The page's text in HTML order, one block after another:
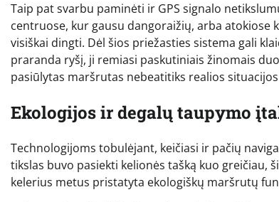
Taip pat svarbu paminėti ir GPS signalo
centruose, kur gausu dangoraižių, arba
visiškai dingti. Dėl šios priežasties sistema gali
praranda ryšį, ji remiasi paskutiniais žinomais
pasiūlytas maršrutas nebeatitiks realios situacijos
Ekologijos ir degalų taupymo
Technologijoms tobulėjant, keičiasi ir pačių
tikslas buvo pasiekti kelionės tašką kuo greičiau,
kelerius metus pristatyta ekologiškų maršrutų